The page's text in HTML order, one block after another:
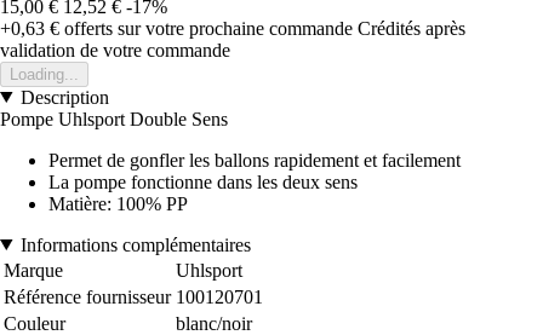
15,00 € 12,52 € -17%
+0,63 € offerts sur votre prochaine commande Crédités après
validation de votre commande
Loading...
Description
Pompe Uhlsport Double Sens
Permet de gonfler les ballons rapidement et facilement
La pompe fonctionne dans les deux sens
Matière: 100% PP
Informations complémentaires
Marque
Uhlsport
Référence fournisseur 100120701
Couleur
blanc/noir